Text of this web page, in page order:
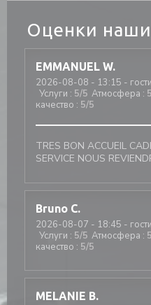
Оценки
EMMANUEL W
2026-08-08 - 13:15 -
Услуги : 5/5 Атмосфера : 5
качество : 5/5
TRES BON ACCUEIL
SERVICE NOUS
Bruno C
2026-08-07 - 18:45 -
Услуги : 5/5 Атмосфера : 5
качество : 5/5
MELANIE B